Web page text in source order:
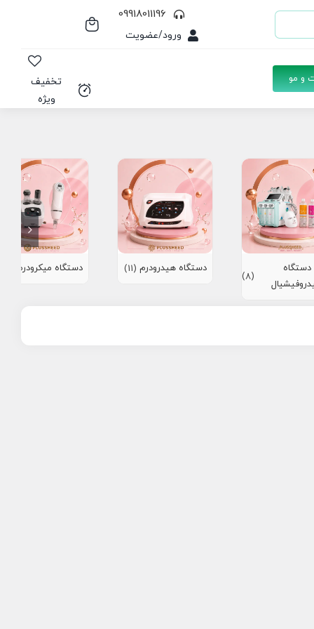
09918011196
ورود/عضویت
و مو
تخفیف
ویژه
دستگاه
(8)
دستگاه هیدرودرم (11) دستگاه میکرودرم